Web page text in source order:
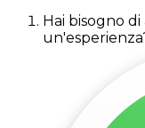
Hai bisogno